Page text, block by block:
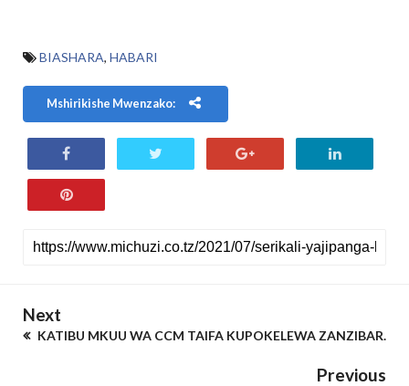
BIASHARA, HABARI
Mshirikishe Mwenzako:
Next
KATIBU MKUU WA CCM TAIFA KUPOKELEWA ZANZIBAR.
Previous